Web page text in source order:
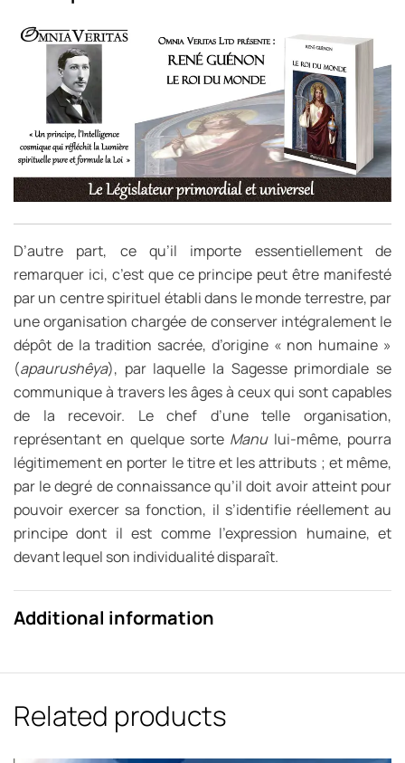
D’autre part, ce qu’il importe essentiellement de
remarquer ici, c’est que ce principe peut être manifesté
par un centre spirituel établi dans le monde terrestre, par
une organisation chargée de conserver intégralement le
dépôt de la tradition sacrée, d’origine « non humaine »
(apaurushêya), par laquelle la Sagesse primordiale se
communique à travers les âges à ceux qui sont capables
de la recevoir. Le chef d’une telle organisation,
représentant en quelque sorte Manu lui-même, pourra
légitimement en porter le titre et les attributs ; et même,
par le degré de connaissance qu’il doit avoir atteint pour
pouvoir exercer sa fonction, il s’identifie réellement au
principe dont il est comme l’expression humaine, et
devant lequel son individualité disparaît.
Additional information
Related products